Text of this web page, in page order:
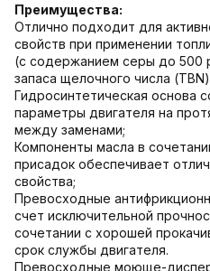
Преимущества:
Отлично подходит для
свойств при применении
(с содержанием серы до 500
запаса щелочного числа
Гидросинтетическая основа
параметры двигателя на
между заменами;
Компоненты масла в
присадок обеспечивает
свойства;
Превосходные
счет исключительной
сочетании с хорошей
срок службы двигателя.
Превосходные моюще-